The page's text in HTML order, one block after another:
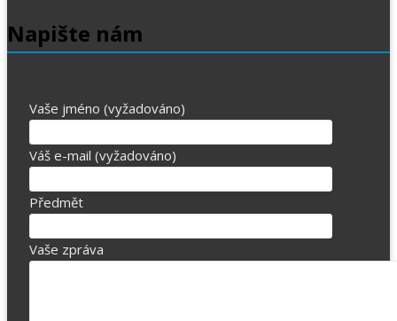
Napište nám
Vaše jméno (vyžadováno)
Váš e-mail (vyžadováno)
Předmět
Vaše zpráva